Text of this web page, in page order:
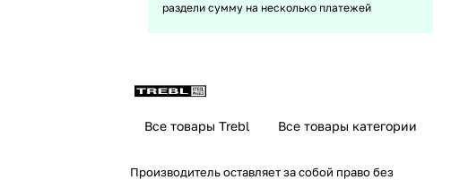
раздели сумму на несколько платежей
Все товары Trebl Все товары категории
Производитель оставляет за собой право без